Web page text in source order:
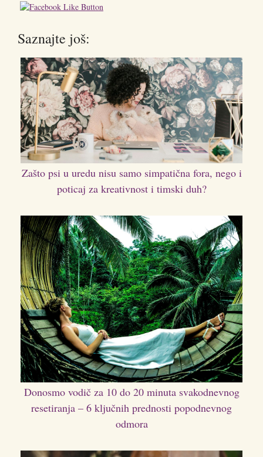
Saznajte još:
Zašto psi u uredu nisu samo simpatična fora, nego i
poticaj za kreativnost i timski duh?
Donosmo vodič za 10 do 20 minuta svakodnevnog
resetiranja – 6 ključnih prednosti popodnevnog
odmora